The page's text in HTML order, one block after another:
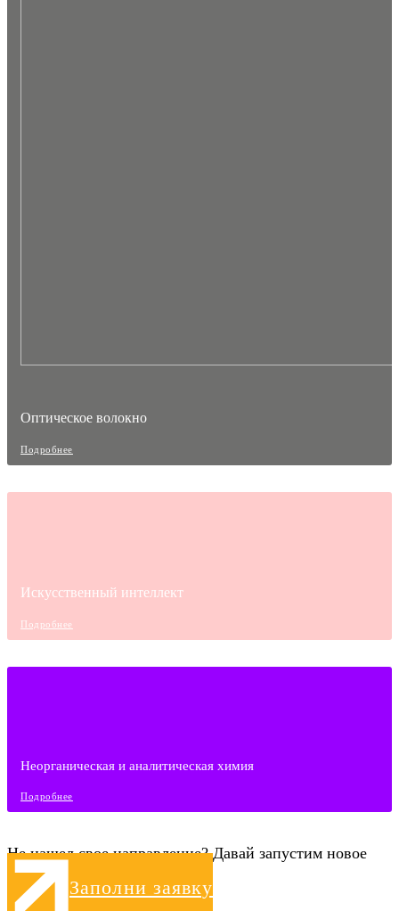
Оптическое волокно
Подробнее
Искусственный интеллект
Подробнее
Неорганическая и аналитическая химия
Подробнее
Не нашел свое направление? Давай запустим новое
вместе!
Заполни заявку